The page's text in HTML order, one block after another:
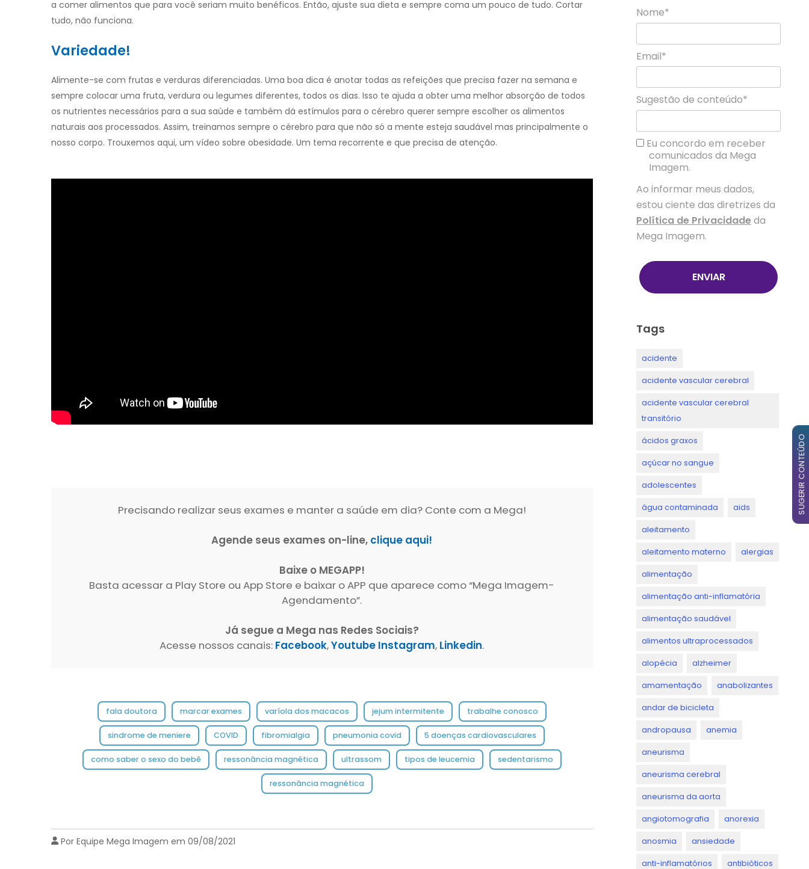
a comer alimentos que para você seriam muito benéficos. Então, ajuste sua dieta e sempre coma um pouco de tudo. Cortar
tudo, não funciona.
Variedade!
Alimente-se com frutas e verduras diferenciadas. Uma boa dica é anotar todas as refeições que precisa fazer na semana e
sempre colocar uma fruta, verdura ou legumes diferentes, todos os dias. Isso te ajuda a obter uma melhor absorção de todos
os nutrientes necessários para a sua saúde e também dá estímulos para o cérebro querer sempre escolher os alimentos
naturais aos processados. Assim, treinamos sempre o cérebro para que não só a mente esteja saudável mas principalmente o
nosso corpo. Trouxemos aqui, um vídeo sobre obesidade. Um tema recorrente e que precisa de atenção.
Precisando realizar seus exames e manter a saúde em dia? Conte com a Mega!
Agende seus exames on-line, clique aqui!
Baixe o MEGAPP!
Basta acessar a Play Store ou App Store e baixar o APP que aparece como “Mega Imagem-
Agendamento”.
Já segue a Mega nas Redes Sociais?
Acesse nossos canais: Facebook,Youtube Instagram, Linkedin.
fala doutora marcar exames varíola dos macacos jejum intermitente trabalhe conosco
sindrome de meniere COVID fibromialgia pneumonia covid 5 doenças cardiovasculares
como saber o sexo do bebê ressonância magnética ultrassom tipos de leucemia sedentarismo
ressonância magnética
Por Equipe Mega Imagem em 09/08/2021
Nome*
Email*
Sugestão de conteúdo*
Eu concordo em receber
comunicados da Mega
Imagem.
Ao informar meus dados,
estou ciente das diretrizes da
Política de Privacidadeda
Mega Imagem.
ENVIAR
Tags
acidente
acidente vascular cerebral
acidente vascular cerebral
transitório
ácidos graxos
açúcar no sangue
adolescentes
água contaminada aids
aleitamento
aleitamento materno alergias
alimentação
alimentação anti-inflamatória
alimentação saudável
alimentos ultraprocessados
alopécia alzheimer
amamentação anabolizantes
andar de bicicleta
andropausa anemia
aneurisma
aneurisma cerebral
aneurisma da aorta
angiotomografia anorexia
anosmia ansiedade
anti-inflamatórios antibióticos
SUGERIR CONTEÚDO